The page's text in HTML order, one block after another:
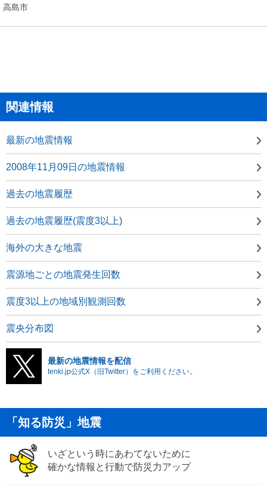
高島市
関連情報
最新の地震情報
2008年11月09日の地震情報
過去の地震履歴
過去の地震履歴(震度3以上)
海外の大きな地震
震源地ごとの地震発生回数
震度3以上の地域別観測回数
震央分布図
最新の地震情報を配信
tenki.jp公式X（旧Twitter）をご利用ください。
「知る防災」地震
いざという時にあわてないために
確かな情報と行動で防災力アップ